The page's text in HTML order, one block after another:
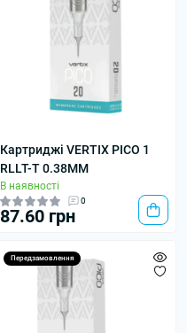
Картриджі VERTIX PICO 1
RLLT-T 0.38MM
В наявності
0
87.60 грн
Передзамовлення